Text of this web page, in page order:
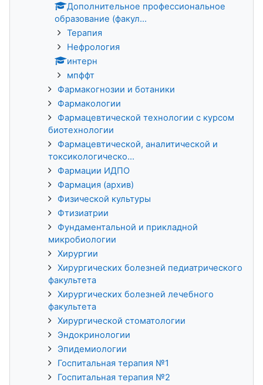
Дополнительное профессиональное
образование (факул...
Терапия
Нефрология
интерн
мпффт
Фармакогнозии и ботаники
Фармакологии
Фармацевтической технологии с курсом
биотехнологии
Фармацевтической, аналитической и
токсикологическо...
Фармации ИДПО
Фармация (архив)
Физической культуры
Фтизиатрии
Фундаментальной и прикладной
микробиологии
Хирургии
Хирургических болезней педиатрического
факультета
Хирургических болезней лечебного
факультета
Хирургической стоматологии
Эндокринологии
Эпидемиологии
Госпитальная терапия №1
Госпитальная терапия №2